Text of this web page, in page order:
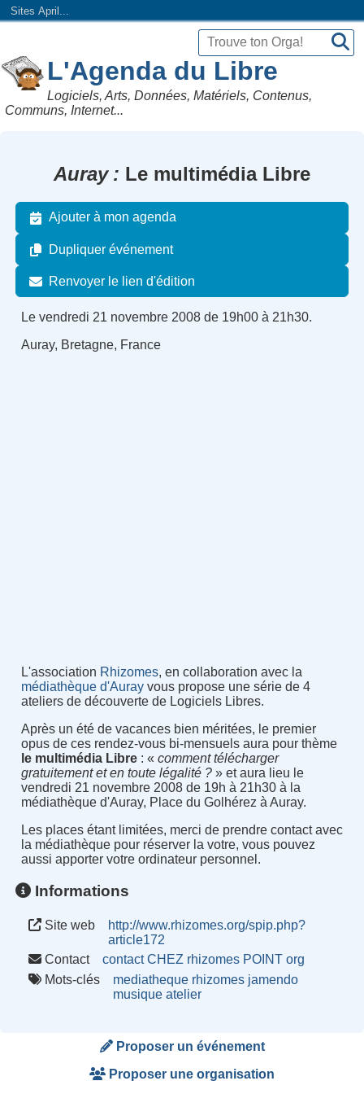
Sites April...
L'Agenda du Libre
Logiciels, Arts, Données, Matériels, Contenus,
Communs, Internet...
Auray Le multimédia Libre
Ajouter à mon agenda
Dupliquer événement
Renvoyer le lien d'édition
Le vendredi 21 novembre 2008 de 19h00 à 21h30.
Auray, Bretagne, France
L'association Rhizomes, en collaboration avec la
médiathèque d'Aurayvous propose une série de 4
ateliers de découverte de Logiciels Libres.
Après un été de vacances bien méritées, le premier
opus de ces rendez-vous bi-mensuels aura pour thème
le multimédia Libre: « comment télécharger
gratuitement et en toute légalité ?» et aura lieu le
vendredi 21 novembre 2008 de 19h à 21h30 à la
médiathèque d'Auray, Place du Golhérez à Auray.
Les places étant limitées, merci de prendre contact avec
la médiathèque pour réserver la votre, vous pouvez
aussi apporter votre ordinateur personnel.
Informations
Site web
http://www.rhizomes.org/spip.php?
article172
Contact
contact CHEZ rhizomes POINT org
Mots-clés
mediatheque rhizomes jamendo
musique atelier
Proposer un événement
Proposer une organisation